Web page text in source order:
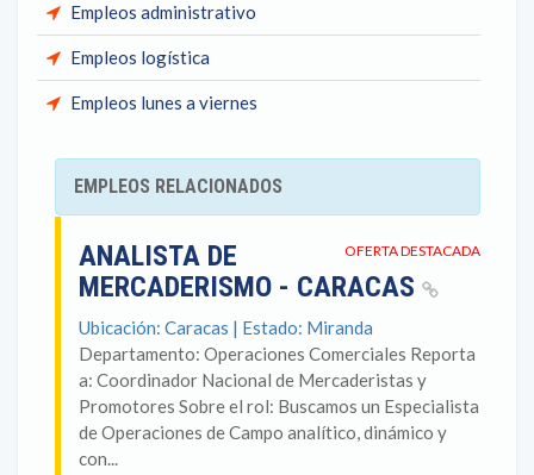
Empleos administrativo
Empleos logística
Empleos lunes a viernes
EMPLEOS RELACIONADOS
OFERTA DESTACADA
ANALISTA DE
MERCADERISMO - CARACAS
Ubicación: Caracas | Estado: Miranda
Departamento: Operaciones Comerciales Reporta
a: Coordinador Nacional de Mercaderistas y
Promotores Sobre el rol: Buscamos un Especialista
de Operaciones de Campo analítico, dinámico y
con...